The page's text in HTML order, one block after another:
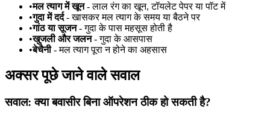
•मल त्याग में खून- लाल रंग का खून, टॉयलेट पेपर या पॉट में
•गुदा में दर्द- खासकर मल त्याग के समय या बैठने पर
•गांठ या सूजन- गुदा के पास महसूस होती है
•खुजली और जलन- गुदा के आसपास
•बेचैनी- मल त्याग पूरा न होने का अहसास
अक्सर पूछे जाने वाले सवाल
सवाल: क्या बवासीर बिना ऑपरेशन ठीक हो सकती है?